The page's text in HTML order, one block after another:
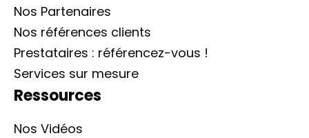
Nos Partenaires
Nos références clients
Prestataires : référencez-vous !
Services sur mesure
Ressources
Nos Vidéos